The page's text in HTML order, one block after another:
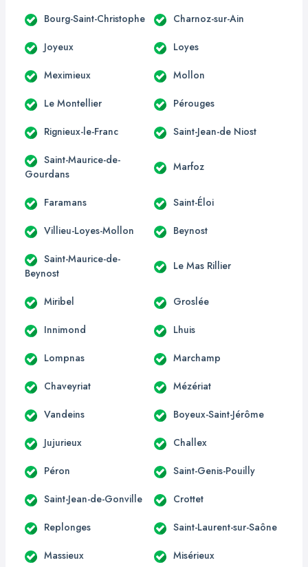
Bourg-Saint-Christophe Charnoz-sur-Ain
Joyeux Loyes
Meximieux Mollon
Le Montellier Pérouges
Rignieux-le-Franc Saint-Jean-de Niost
Saint-Maurice-de-
Gourdans
Marfoz
Faramans Saint-Éloi
Villieu-Loyes-Mollon Beynost
Saint-Maurice-de-
Beynost
Le Mas Rillier
Miribel Groslée
Innimond Lhuis
Lompnas Marchamp
Chaveyriat Mézériat
Vandeins Boyeux-Saint-Jérôme
Jujurieux Challex
Péron Saint-Genis-Pouilly
Saint-Jean-de-Gonville Crottet
Replonges Saint-Laurent-sur-Saône
Massieux Misérieux